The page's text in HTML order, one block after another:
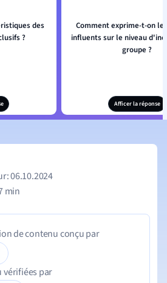
des
?
Comment exprime-t-on
influents sur le niveau
groupe ?
Afficer la réponse
06.10.2024
min
de contenu conçu par
vérifiées par